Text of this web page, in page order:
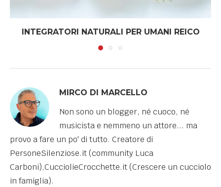
INTEGRATORI NATURALI PER UMANI REICO
MIRCO DI MARCELLO
Non sono un blogger, né cuoco, né
musicista e nemmeno un attore... ma
provo a fare un po' di tutto. Creatore di
PersoneSilenziose.it (community Luca
Carboni),CucciolieCrocchette.it (Crescere un cucciolo
in famiglia).